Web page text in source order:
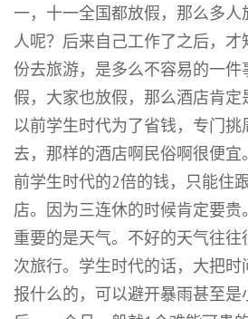
一，十一全国都放假，那么多
人呢？后来自己工作了之后，
份去旅游，是多么不容易的一
假，大家也放假，那么酒店肯定
以前学生时代为了省钱，专门
去，那样的酒店啊民俗啊很便
前学生时代的2倍的钱，只能住
店。因为三连休的时候肯定要
重要的是天气。不好的天气往
次旅行。学生时代的话，大把
报什么的，可以避开暴雨甚至